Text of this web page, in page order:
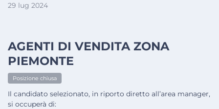
29 lug 2024
AGENTI DI VENDITA ZONA
PIEMONTE
Posizione chiusa
Il candidato selezionato, in riporto diretto all’area manager,
si occuperà di: